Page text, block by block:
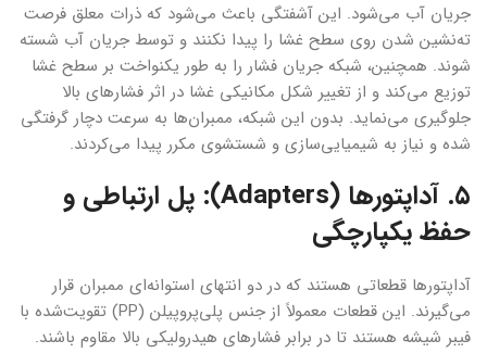
جریان آب می‌شود. این آشفتگی باعث می‌شود که ذرات معلق فرصت
ته‌نشین شدن روی سطح غشا را پیدا نکنند و توسط جریان آب شسته
شوند. همچنین، شبکه جریان فشار را به طور یکنواخت بر سطح غشا
توزیع می‌کند و از تغییر شکل مکانیکی غشا در اثر فشارهای بالا
جلوگیری می‌نماید. بدون این شبکه، ممبران‌ها به سرعت دچار گرفتگی
شده و نیاز به شیمیایی‌سازی و شستشوی مکرر پیدا می‌کردند.
۵. آداپتورها (Adapters): پل ارتباطی و
حفظ یکپارچگی
آداپتورها قطعاتی هستند که در دو انتهای استوانه‌ای ممبران قرار
می‌گیرند. این قطعات معمولاً از جنس پلی‌پروپیلن (PP) تقویت‌شده با
فیبر شیشه هستند تا در برابر فشارهای هیدرولیکی بالا مقاوم باشند.